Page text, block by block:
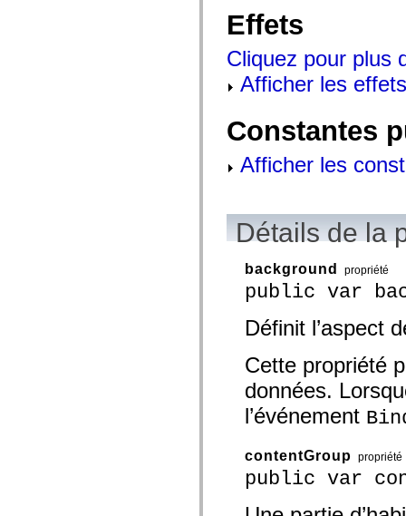
spark.automation.delegates.components.mediaClasses
Effets
Cliquez pour plus
Afficher les
Constantes
Afficher les
Détails de la
background propriété
public var
Définit l’aspect
Cette propriété
données.
l’événement
contentGroup propriété
public var